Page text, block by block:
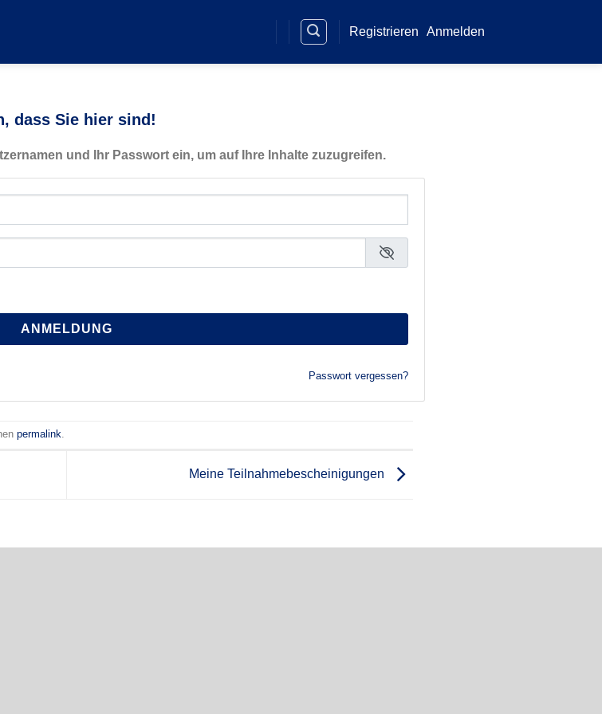
Registrieren Anmelden
dass Sie hier sind!
und Ihr Passwort ein, um auf Ihre Inhalte zuzugreifen.
ANMELDUNG
Passwort vergessen?
permalink.
Meine Teilnahmebescheinigungen